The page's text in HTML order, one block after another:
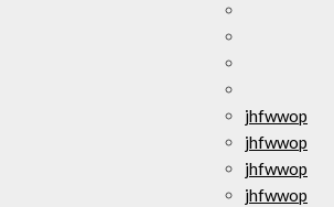
jhfwwop
jhfwwop
jhfwwop
jhfwwop